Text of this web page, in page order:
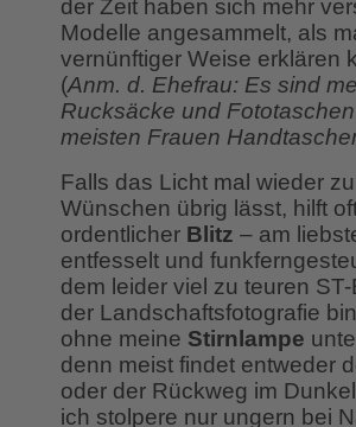
der Zeit haben sich mehr
Modelle angesammelt, als
vernünftiger Weise erklären
(Anm. d. Ehefrau: Es sind
Rucksäcke und
meisten Frauen
Falls das Licht mal wieder zu
Wünschen übrig lässt, hilft
ordentlicher Blitz – am
entfesselt und
dem leider viel zu teuren ST-
der Landschaftsfotografie
ohne meine Stirnlampe
denn meist findet entweder
oder der Rückweg im
ich stolpere nur ungern bei